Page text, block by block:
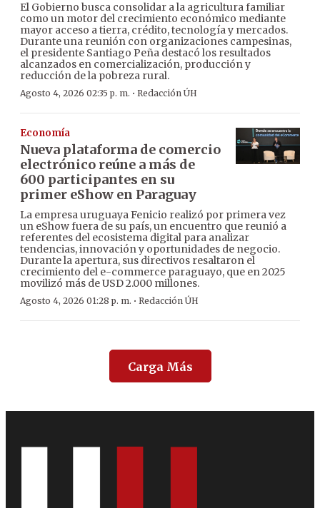
El Gobierno busca consolidar a la agricultura familiar
como un motor del crecimiento económico mediante
mayor acceso a tierra, crédito, tecnología y mercados.
Durante una reunión con organizaciones campesinas,
el presidente Santiago Peña destacó los resultados
alcanzados en comercialización, producción y
reducción de la pobreza rural.
Agosto 4, 2026 02:35 p. m. · Redacción ÚH
Economía
Nueva plataforma de comercio
electrónico reúne a más de
600 participantes en su
primer eShow en Paraguay
La empresa uruguaya Fenicio realizó por primera vez
un eShow fuera de su país, un encuentro que reunió a
referentes del ecosistema digital para analizar
tendencias, innovación y oportunidades de negocio.
Durante la apertura, sus directivos resaltaron el
crecimiento del e-commerce paraguayo, que en 2025
movilizó más de USD 2.000 millones.
Agosto 4, 2026 01:28 p. m. · Redacción ÚH
Carga Más